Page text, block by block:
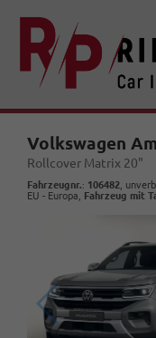
Volkswagen
Rollcover Matrix 20"
Fahrzeugnr.: 106482 ,
EU - Europa, Fahrzeug mit